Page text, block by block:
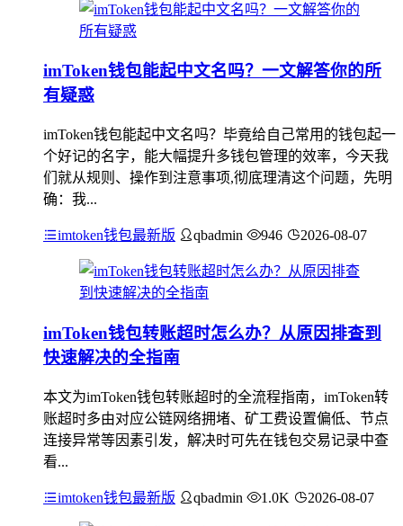
imToken钱包能起中文名吗？一文解答你的所
有疑惑
imToken钱包能起中文名吗？毕竟给自己常用的钱包起一
个好记的名字，能大幅提升多钱包管理的效率，今天我
们就从规则、操作到注意事项,彻底理清这个问题，先明
确：我...
imtoken钱包最新版 qbadmin 946 2026-08-07
imToken钱包转账超时怎么办？从原因排查到
快速解决的全指南
本文为imToken钱包转账超时的全流程指南，imToken转
账超时多由对应公链网络拥堵、矿工费设置偏低、节点
连接异常等因素引发，解决时可先在钱包交易记录中查
看...
imtoken钱包最新版 qbadmin 1.0K 2026-08-07